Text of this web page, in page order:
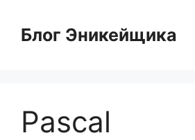
содержимому
Блог Эникейщика
Pascal